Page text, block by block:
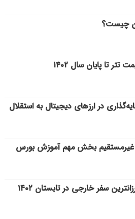
چیست؟
تا پایان سال ۱۴۰۲
در ارزهای دیجیتال به استقلال
غیرمستقیم بخش مهم آموزش بورس
سفر خارجی در تابستان ۱۴۰۲